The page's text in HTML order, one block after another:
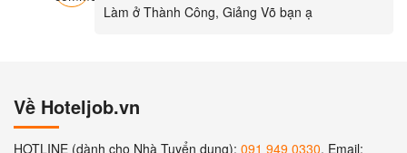
Làm ở Thành Công, Giảng Võ bạn ạ
Về Hoteljob.vn
HOTLINE (dành cho Nhà Tuyển dụng): 091 949 0330, Email: